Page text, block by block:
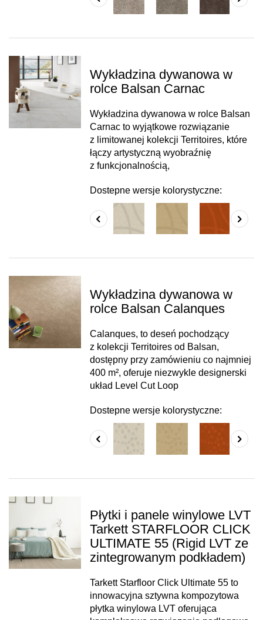
Wykładzina dywanowa w
rolce Balsan Carnac
Wykładzina dywanowa w rolce Balsan
Carnac to wyjątkowe rozwiązanie
z limitowanej kolekcji Territoires, które
łączy artystyczną wyobraźnię
z funkcjonalnością,
Dostepne wersje kolorystyczne:
Wykładzina dywanowa w
rolce Balsan Calanques
Calanques, to deseń pochodzący
z kolekcji Territoires od Balsan,
dostępny przy zamówieniu co najmniej
400 m², oferuje niezwykle designerski
układ Level Cut Loop
Dostepne wersje kolorystyczne:
Płytki i panele winylowe LVT
Tarkett STARFLOOR CLICK
ULTIMATE 55 (Rigid LVT ze
zintegrowanym podkładem)
Tarkett Starfloor Click Ultimate 55 to
innowacyjna sztywna kompozytowa
płytka winylowa LVT oferująca